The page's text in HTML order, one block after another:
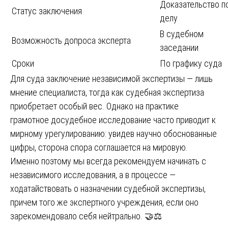
Статус заключения
Доказательство
делу
Возможность допроса эксперта
В судебном
заседании
Сроки
По графику суда
Для суда заключение независимой экспертизы — лишь
мнение специалиста, тогда как судебная экспертиза
приобретает особый вес. Однако на практике
грамотное досудебное исследование часто приводит к
мирному урегулированию: увидев научно обоснованные
цифры, сторона спора соглашается на мировую.
Именно поэтому мы всегда рекомендуем начинать с
независимого исследования, а в процессе —
ходатайствовать о назначении судебной экспертизы,
причем того же экспертного учреждения, если оно
зарекомендовало себя нейтрально. 🤝⚖️